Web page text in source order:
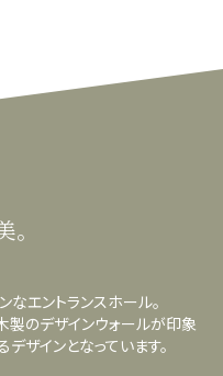
エントランスホール。
製のデザインウォールが印象
ザインとなっています。